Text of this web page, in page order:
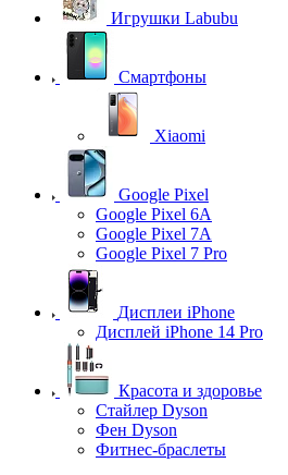
Игрушки Labubu
Смартфоны
Xiaomi
Google Pixel
Google Pixel 6A
Google Pixel 7А
Google Pixel 7 Pro
Дисплеи iPhone
Дисплей iPhone 14 Pro
Красота и здоровье
Стайлер Dyson
Фен Dyson
Фитнес-браслеты